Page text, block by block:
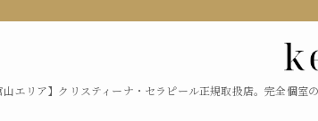
山エリア】クリスティーナ・セラピール正規取扱店。完全個